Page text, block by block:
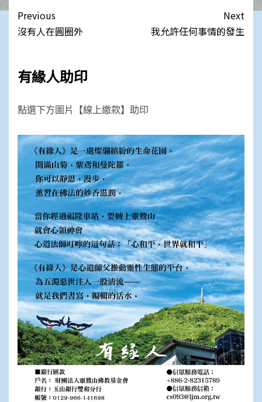
Post
navigation
Previous
沒有人在圓圈外
Next
我允許任何事情的發生
有緣人助印
點選下方圖片【線上繳款】助印